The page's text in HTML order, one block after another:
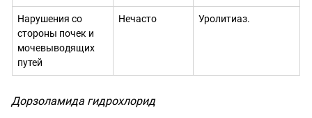
Нарушения со
стороны почек и
мочевыводящих
путей
Нечасто Уролитиаз.
Дорзоламида гидрохлорид